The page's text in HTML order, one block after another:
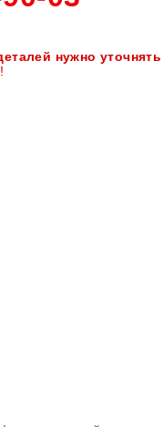
нужно уточнять